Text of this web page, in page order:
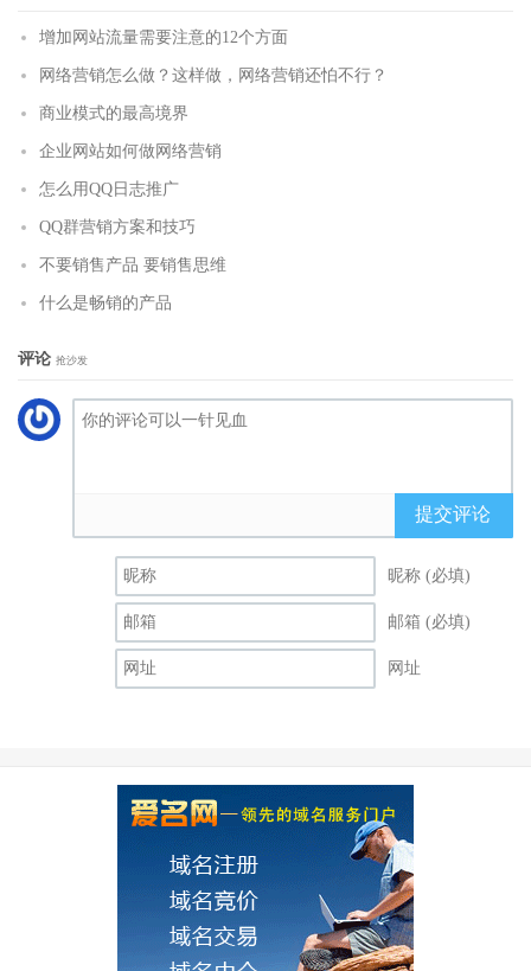
增加网站流量需要注意的12个方面
网络营销怎么做？这样做，网络营销还怕不行？
商业模式的最高境界
企业网站如何做网络营销
怎么用QQ日志推广
QQ群营销方案和技巧
不要销售产品 要销售思维
什么是畅销的产品
评论 抢沙发
提交评论
昵称 (必填)
邮箱 (必填)
网址